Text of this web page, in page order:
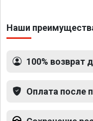
Наши
100% возврат
Оплата после